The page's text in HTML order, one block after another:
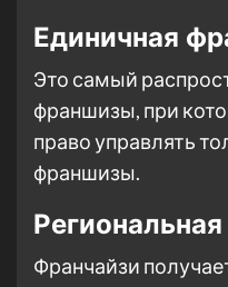
Единичная
Это самый
франшизы, при
право управлять
франшизы.
Франчайзи